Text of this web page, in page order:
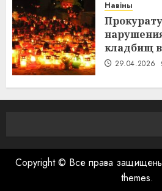
Навіны
кладбищ
29.04.2026
Copyright © Все права
themes.